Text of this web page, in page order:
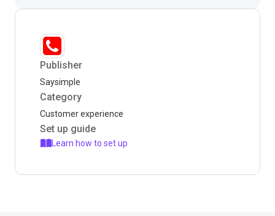
Publisher
Saysimple
Category
Customer experience
Set up guide
Learn how to set up